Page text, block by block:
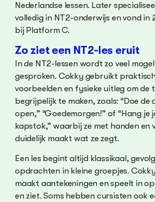
Nederlandse lessen. Later
volledig in NT2-onderwijs en vond in
bij Platform C.
Zo ziet een NT2-les eruit
In de NT2-lessen wordt zo veel
gesproken. Cokky gebruikt
voorbeelden en fysieke uitleg om de
begrijpelijk te maken, zoals: “Doe de
open,” “Goedemorgen!” of “Hang je
kapstok,” waarbij ze met handen en
duidelijk maakt wat ze zegt.
Een les begint altijd klassikaal,
opdrachten in kleine groepjes.
maakt aantekeningen en speelt in
en ziet. Soms hebben cursisten ook